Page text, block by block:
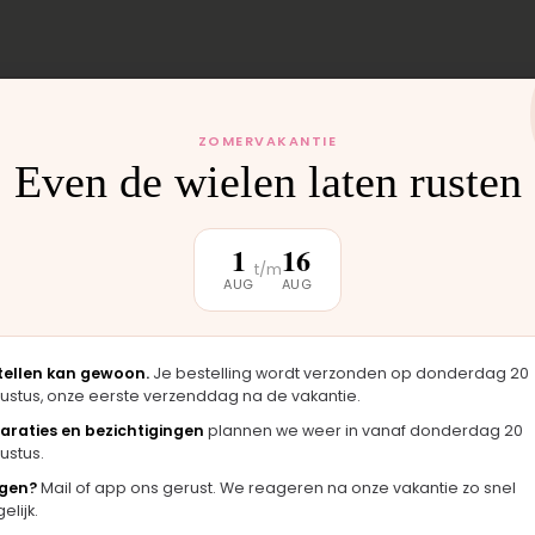
monteren wij het
weer buiten.
er
"Langsgekomen in Moordrecht en het
ZOMERVAKANTIE
Even de wielen laten rusten
1
AUG
t/m16
AUG
kan gewoon. Je bestelling wordt verzonden op donderdag 20
onze eerste verzenddag na de vakantie.
en bezichtigingen plannen we weer in vanaf donderdag 20
Mail of app ons gerust. We reageren na onze vakantie zo snel